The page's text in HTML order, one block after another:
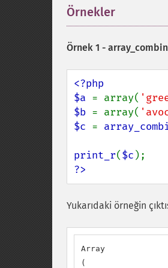
Örnekler
Örnek 1 -
<?php
$a = array(
$b = array(
$c =
print_r($c
?>
Yukarıdaki örneğin
Array
(